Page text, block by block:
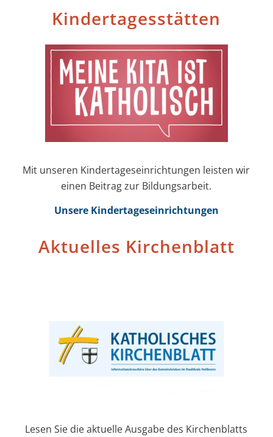
Kinder­tages­stätten
Mit unseren Kinder­tages­einrichtungen leisten wir
einen Beitrag zur Bildungs­arbeit.
Unsere Kinder­tages­einrichtungen
Aktuelles Kirchenblatt
Lesen Sie die aktuelle Ausgabe des Kirchenblatts